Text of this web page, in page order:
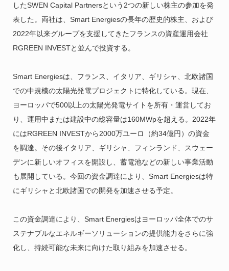
したSWEN Capital Partnersという2つの新しい株主の参加を発
表した。両社は、Smart Energiesの長年の歴史的株主、および
2022年以来グループを支援してきたフランスの資産運用会社
RGREEN INVESTと並んで投資する。
Smart Energiesは、フランス、イタリア、ギリシャ、北欧諸国
での中規模の太陽光発電プロジェクトに特化している。現在、
ヨーロッパで500以上の太陽光発電サイトを所有・運営してお
り、運用中または建設中の総容量は160MWpを超える。2022年
にはRGREEN INVESTから2000万ユーロ（約34億円）の資金
を調達。その後イタリア、ギリシャ、フィンランド、スウェー
デンに新しいオフィスを開設し、蓄電池などの新しい事業活動
も展開している。今回の資金調達により、Smart Energiesは特
にギリシャと北欧諸国での開発を加速させる予定。
この資金調達により、Smart Energiesはヨーロッパ全体でのサ
ステナブルなエネルギーソリューションの提供能力をさらに強
化し、持続可能な未来に向けた取り組みを加速させる。